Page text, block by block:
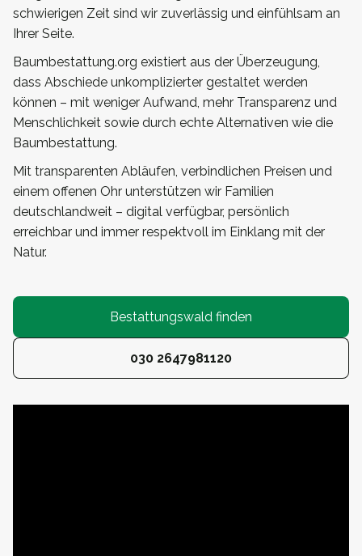
schwierigen Zeit sind wir zuverlässig und einfühlsam an
Ihrer Seite.
Baumbestattung.org existiert aus der Überzeugung,
dass Abschiede unkomplizierter gestaltet werden
können – mit weniger Aufwand, mehr Transparenz und
Menschlichkeit sowie durch echte Alternativen wie die
Baumbestattung.
Mit transparenten Abläufen, verbindlichen Preisen und
einem offenen Ohr unterstützen wir Familien
deutschlandweit – digital verfügbar, persönlich
erreichbar und immer respektvoll im Einklang mit der
Natur.
Bestattungswald finden
030 2647981120